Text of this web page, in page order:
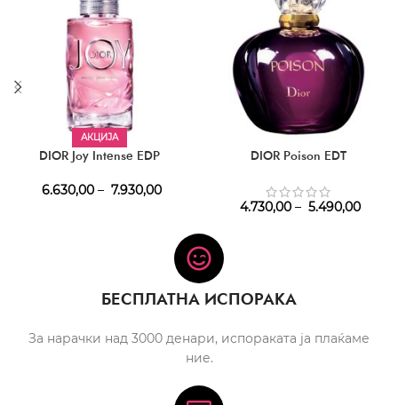
АКЦИЈА
DIOR Joy Intense EDP
6.630,00 – 7.930,00
DIOR Poison EDT
4.730,00 – 5.490,00
БЕСПЛАТНА ИСПОРАКА
За нарачки над 3000 денари, испораката ја плаќаме
ние.